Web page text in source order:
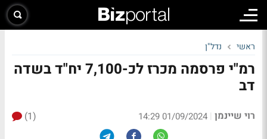
ראשי נדל"ן
רמ"י פרסמה מכרז לכ-7,100 יח"ד בשדה
דב
רוי שיינמן |
01/09/2024 14:29
(1)